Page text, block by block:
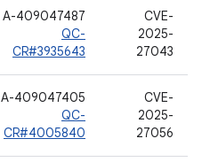
CVE-
2025-
27043
A-409047487
QC-
CR#3935643
CVE-
2025-
27056
A-409047405
QC-
CR#4005840